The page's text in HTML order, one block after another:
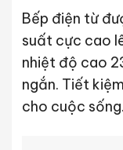
Bếp điện từ
suất cực cao
nhiệt độ cao
ngắn. Tiết
cho cuộc sống.